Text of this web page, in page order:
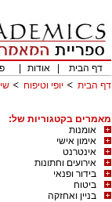
דף הבית
אודות
דף הבית
יופי וטיפוח
מאמרים בקטגוריות של:
אומנות
אימון אישי
אינטרנט
אירועים וחתונות
בידור ופנאי
ביטוח
בניין ואחזקה